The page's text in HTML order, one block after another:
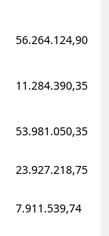
56.264.124,90
11.284.390,35
53.981.050,35
23.927.218,75
7.911.539,74